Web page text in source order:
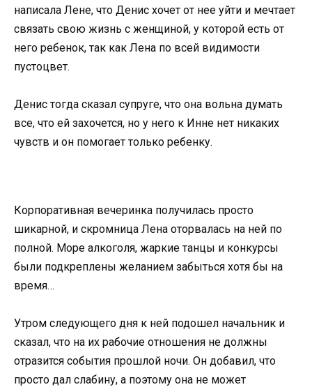
написала Лене, что Денис хочет от нее уйти и мечтает
связать свою жизнь с женщиной, у которой есть от
него ребенок, так как Лена по всей видимости
пустоцвет.
Денис тогда сказал супруге, что она вольна думать
все, что ей захочется, но у него к Инне нет никаких
чувств и он помогает только ребенку.
Корпоративная вечеринка получилась просто
шикарной, и скромница Лена оторвалась на ней по
полной. Море алкоголя, жаркие танцы и конкурсы
были подкреплены желанием забыться хотя бы на
время…
Утром следующего дня к ней подошел начальник и
сказал, что на их рабочие отношения не должны
отразится события прошлой ночи. Он добавил, что
просто дал слабину, а поэтому она не может